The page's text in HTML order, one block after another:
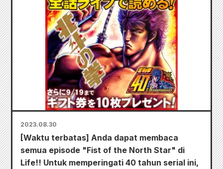
2023.08.30
[Waktu terbatas] Anda dapat membaca
semua episode "Fist of the North Star" di
Life!! Untuk memperingati 40 tahun serial ini,